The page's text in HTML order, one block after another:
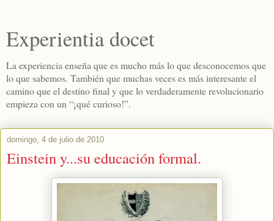
Experientia docet
La experiencia enseña que es mucho más lo que desconocemos que
lo que sabemos. También que muchas veces es más interesante el
camino que el destino final y que lo verdaderamente revolucionario
empieza con un “¡qué curioso!”.
domingo, 4 de julio de 2010
Einstein y...su educación formal.